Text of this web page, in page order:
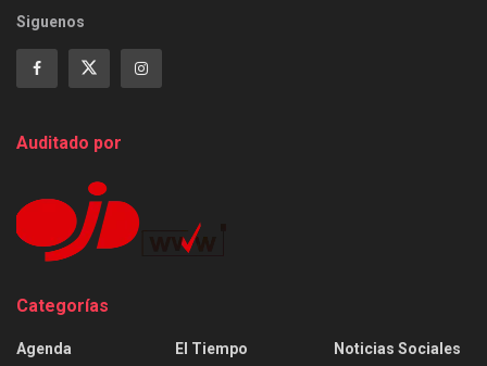
Siguenos
Auditado por
Categorías
Agenda
El Tiempo
Noticias Sociales